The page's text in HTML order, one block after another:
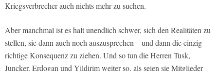
Kriegsverbrecher auch nichts mehr zu suchen.
Aber manchmal ist es halt unendlich schwer, sich den Realitäten zu
stellen, sie dann auch noch auszusprechen – und dann die einzig
richtige Konsequenz zu ziehen. Und so tun die Herren Tusk,
Juncker, Erdogan und Yildirim weiter so, als seien sie Mitglieder